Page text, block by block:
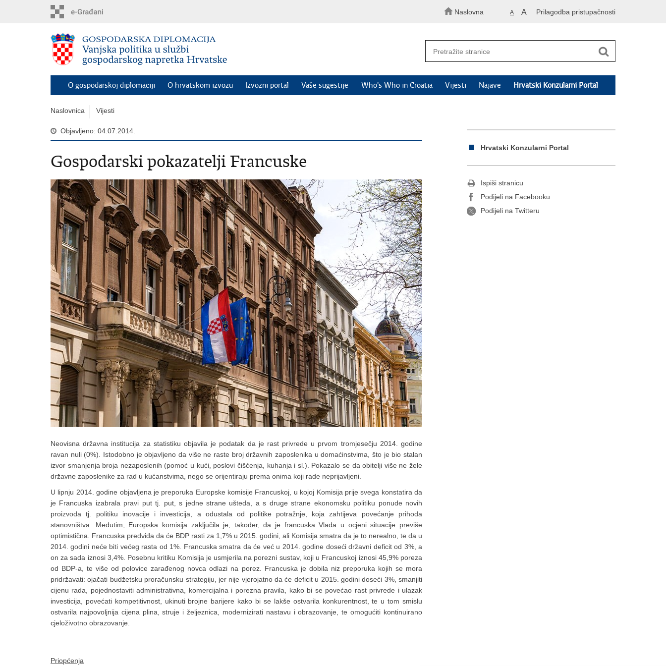
Naslovna A A Prilagodba pristupačnosti
O gospodarskoj diplomaciji O hrvatskom izvozu Izvozni portal Vaše sugestije Who's Who in Croatia Vijesti Najave Hrvatski Konzularni Portal
Naslovnica Vijesti
Objavljeno: 04.07.2014.
Gospodarski pokazatelji Francuske
Neovisna državna institucija za statistiku objavila je podatak da je rast privrede u prvom tromjesečju 2014. godine
ravan nuli (0%). Istodobno je objavljeno da više ne raste broj državnih zaposlenika u domaćinstvima, što je bio stalan
izvor smanjenja broja nezaposlenih (pomoć u kući, poslovi čišćenja, kuhanja i sl.). Pokazalo se da obitelji više ne žele
državne zaposlenike za rad u kućanstvima, nego se orijentiraju prema onima koji rade neprijavljeni.
U lipnju 2014. godine objavljena je preporuka Europske komisije Francuskoj, u kojoj Komisija prije svega konstatira da
je Francuska izabrala pravi put tj. put, s jedne strane ušteda, a s druge strane ekonomsku politiku ponude novih
proizvoda tj. politiku inovacije i investicija, a odustala od politike potražnje, koja zahtijeva povećanje prihoda
stanovništva. Međutim, Europska komisija zaključila je, također, da je francuska Vlada u ocjeni situacije previše
optimistična. Francuska predviđa da će BDP rasti za 1,7% u 2015. godini, ali Komisija smatra da je to nerealno, te da u
2014. godini neće biti većeg rasta od 1%. Francuska smatra da će već u 2014. godine doseći državni deficit od 3%, a
on za sada iznosi 3,4%. Posebnu kritiku Komisija je usmjerila na porezni sustav, koji u Francuskoj iznosi 45,9% poreza
od BDP-a, te više od polovice zarađenog novca odlazi na porez. Francuska je dobila niz preporuka kojih se mora
pridržavati: ojačati budžetsku proračunsku strategiju, jer nije vjerojatno da će deficit u 2015. godini doseći 3%, smanjiti
cijenu rada, pojednostaviti administrativna, komercijalna i porezna pravila, kako bi se povećao rast privrede i ulazak
investicija, povećati kompetitivnost, ukinuti brojne barijere kako bi se lakše ostvarila konkurentnost, te u tom smislu
ostvarila najpovoljnija cijena plina, struje i željeznica, modernizirati nastavu i obrazovanje, te omogućiti kontinuirano
cjeloživotno obrazovanje.
Priopćenja
Hrvatski Konzularni Portal
Ispiši stranicu
Podijeli na Facebooku
Podijeli na Twitteru